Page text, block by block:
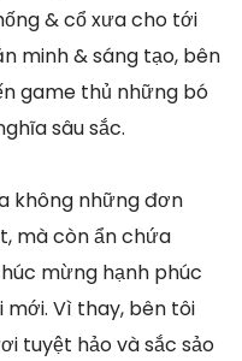
& cổ xưa cho tới
minh & sáng tạo, bên
game thủ những bó
sâu sắc.
không những đơn
mà còn ẩn chứa
mừng hạnh phúc
Vì thay, bên tôi
tuyệt hảo và sắc sảo